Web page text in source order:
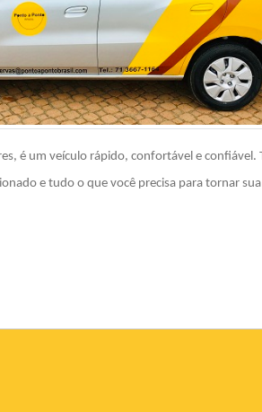
é um veículo rápido, confortável e confiável.
e tudo o que você precisa para tornar